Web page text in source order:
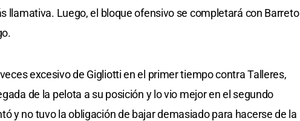
llamativa. Luego, el bloque ofensivo se completará con Barreto
excesivo de Gigliotti en el primer tiempo contra Talleres,
de la pelota a su posición y lo vio mejor en el segundo
y no tuvo la obligación de bajar demasiado para hacerse de la